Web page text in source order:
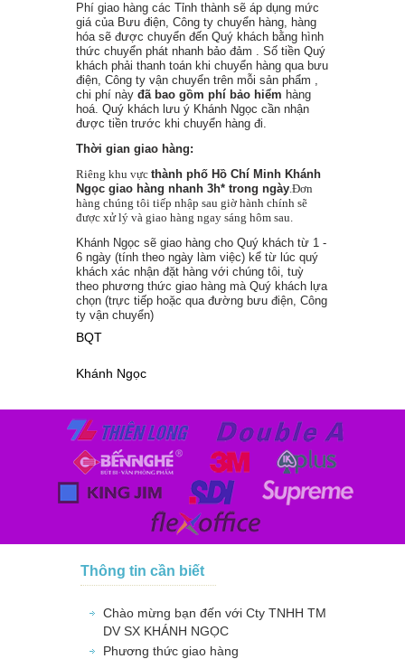
Phí giao hàng các Tỉnh thành sẽ áp dụng mức
giá của Bưu điện, Công ty chuyển hàng, hàng
hóa sẽ được chuyển đến Quý khách bằng hình
thức chuyển phát nhanh bảo đảm . Số tiền Quý
khách phải thanh toán khi chuyển hàng qua bưu
điện, Công ty vận chuyển trên mỗi sản phẩm ,
chi phí này đã bao gồm phí bảo hiểm hàng
hoá. Quý khách lưu ý Khánh Ngọc cần nhận
được tiền trước khi chuyển hàng đi.
Thời gian giao hàng:
Riêng khu vực thành phố Hồ Chí Minh Khánh
Ngọc giao hàng nhanh 3h* trong ngày.Đơn
hàng chúng tôi tiếp nhập sau giờ hành chính sẽ
được xử lý và giao hàng ngay sáng hôm sau.
Khánh Ngọc sẽ giao hàng cho Quý khách từ 1 -
6 ngày (tính theo ngày làm việc) kể từ lúc quý
khách xác nhận đặt hàng với chúng tôi, tuỳ
theo phương thức giao hàng mà Quý khách lựa
chọn (trực tiếp hoặc qua đường bưu điện, Công
ty vận chuyển)
BQT
Khánh Ngọc
Thông tin cần biết
Chào mừng bạn đến với Cty TNHH TM
DV SX KHÁNH NGỌC
Phương thức giao hàng